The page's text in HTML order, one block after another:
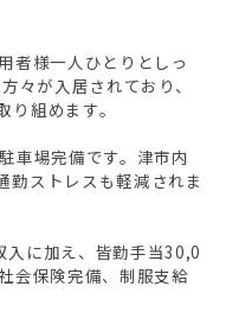
者様一人ひとりとしっ
々が入居されており、
組めます。
車場完備です。津市内
勤ストレスも軽減されま
に加え、皆勤手当30,0
会保険完備、制服支給